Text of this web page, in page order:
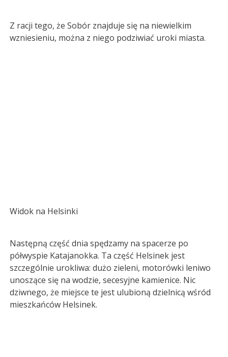
Z racji tego, że Sobór znajduje się na niewielkim
wzniesieniu, można z niego podziwiać uroki miasta.
Widok na Helsinki
Następną część dnia spędzamy na spacerze po
półwyspie Katajanokka. Ta część Helsinek jest
szczególnie urokliwa: dużo zieleni, motorówki leniwo
unoszące się na wodzie, secesyjne kamienice. Nic
dziwnego, że miejsce te jest ulubioną dzielnicą wśród
mieszkańców Helsinek.